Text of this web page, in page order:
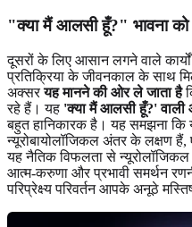
"क्या मैं आलसी हूँ?" भावना
दूसरों के लिए आसान लगने वाले
प्रतिक्रिया के जीवनकाल के साथ
अक्सरयह मानने की ओर ले जाता है
रहे हैं। यह 'क्या मैं आलसी हूँ?' वाली
बहुत हानिकारक है। यह समझना कि
न्यूरोबायोलॉजिकल अंतर के लक्षण
यह नैतिक विफलता से
आत्म-करुणा और प्रभावी समर्थन
परिप्रेक्ष्य परिवर्तन आपके अनूठे